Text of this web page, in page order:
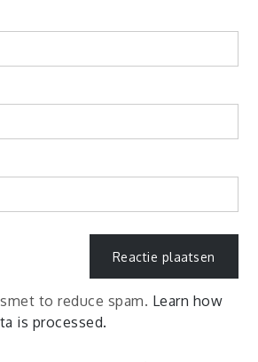
to reduce spam. Learn how
is processed.